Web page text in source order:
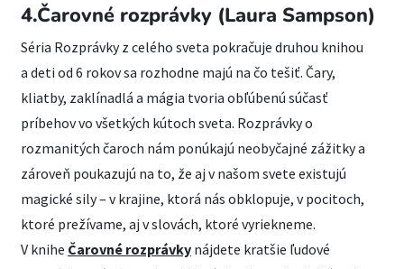
4.Čarovné rozprávky (Laura Sampson)
Séria Rozprávky z celého sveta pokračuje druhou knihou
a deti od 6 rokov sa rozhodne majú na čo tešiť. Čary,
kliatby, zaklínadlá a mágia tvoria obľúbenú súčasť
príbehov vo všetkých kútoch sveta. Rozprávky o
rozmanitých čaroch nám ponúkajú neobyčajné zážitky a
zároveň poukazujú na to, že aj v našom svete existujú
magické sily – v krajine, ktorá nás obklopuje, v pocitoch,
ktoré prežívame, aj v slovách, ktoré vyriekneme.
V knihe Čarovné rozprávky nájdete kratšie ľudové